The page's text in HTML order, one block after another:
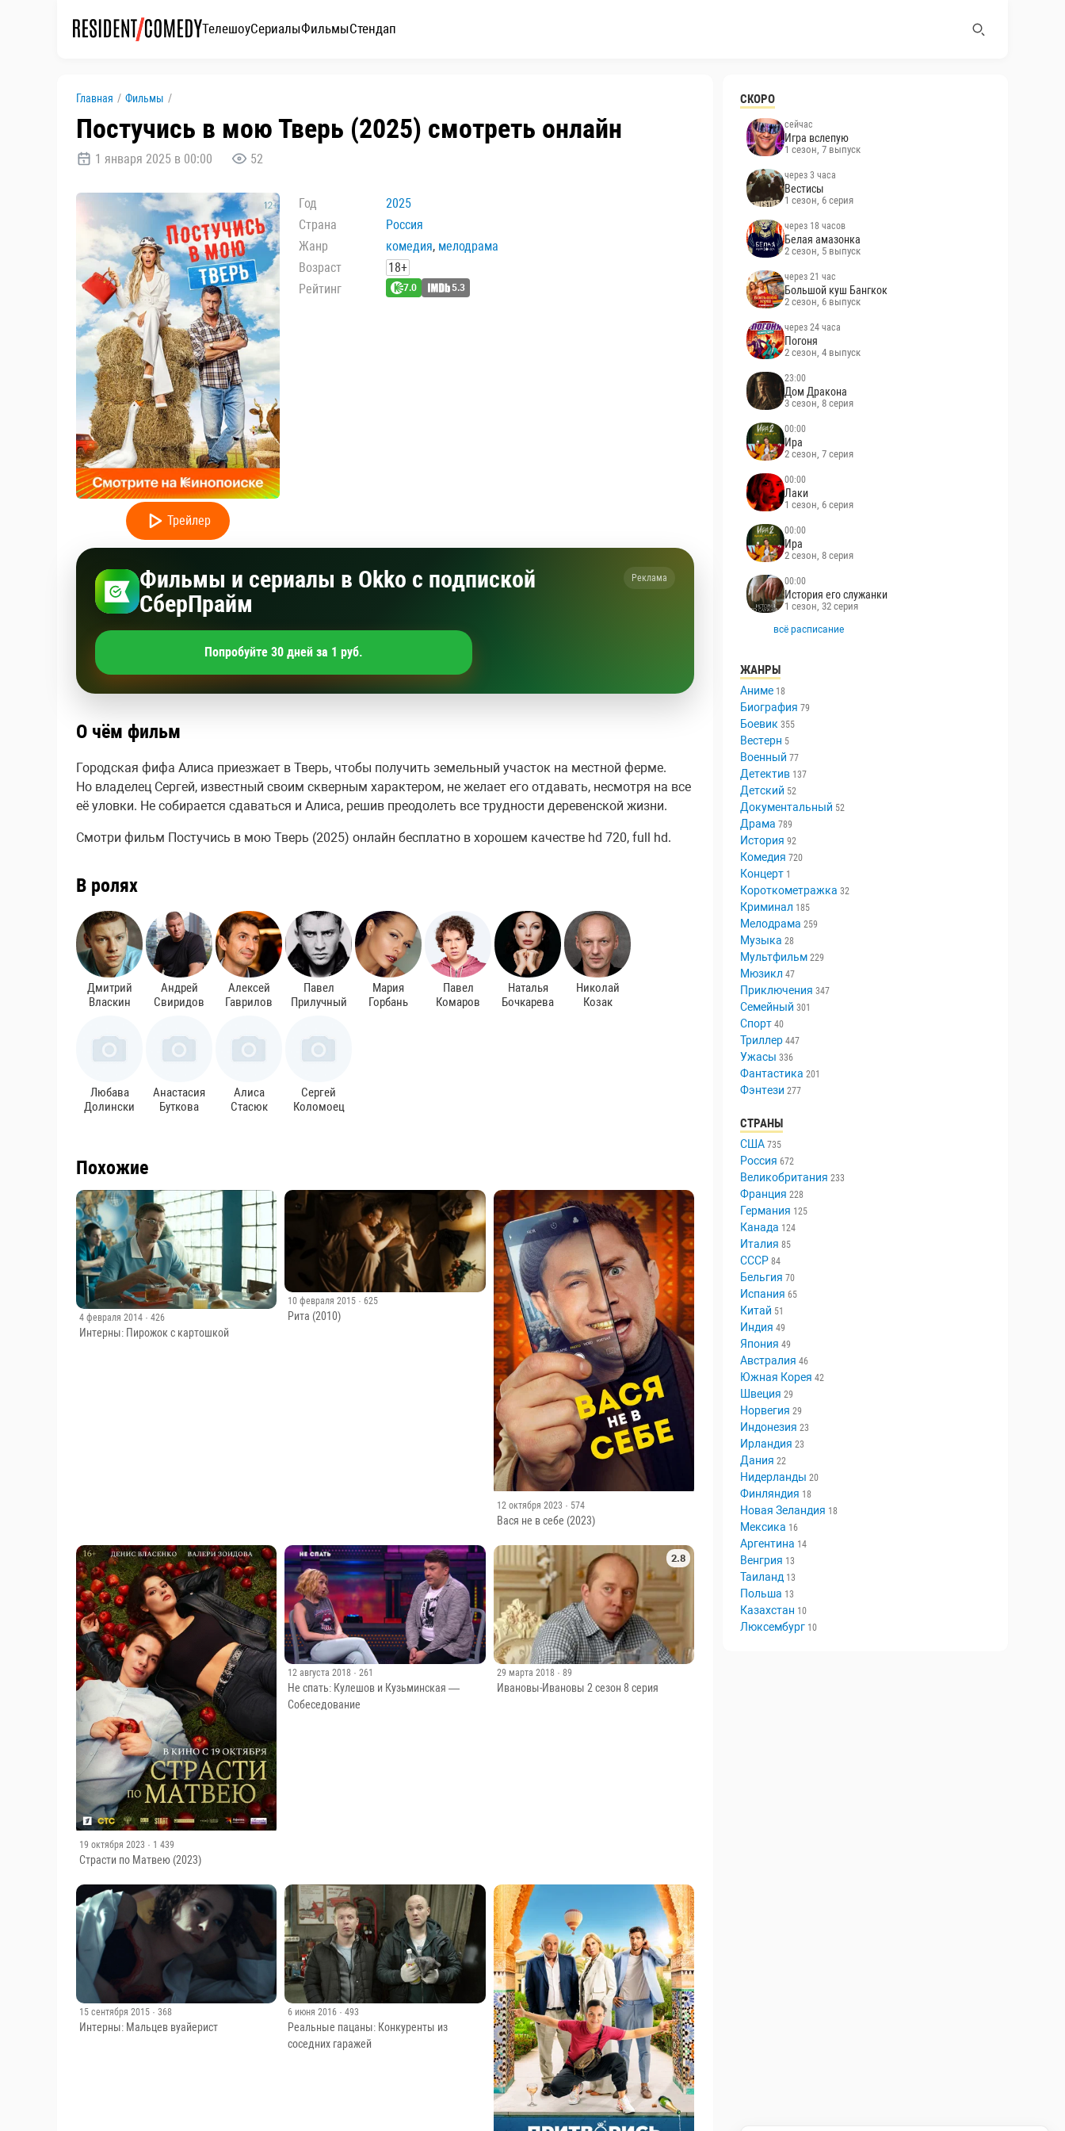
ТелешоуСериалыФильмыСтендап
Главная / Фильмы /
Постучись в мою Тверь (2025) смотреть онлайн
1 января 2025 в 00:00 52
Трейлер
Год
2025
Страна
Россия
Жанр
комедия, мелодрама
Возраст
18+
Рейтинг
7.0 5.3
Фильмы и сериалы в Okko с подпиской
СберПрайм
Реклама
Попробуйте 30 дней за 1 руб.
О чём фильм
Городская фифа Алиса приезжает в Тверь, чтобы получить земельный участок на местной ферме.
Но владелец Сергей, известный своим скверным характером, не желает его отдавать, несмотря на все
её уловки. Не собирается сдаваться и Алиса, решив преодолеть все трудности деревенской жизни.
Смотри фильм Постучись в мою Тверь (2025) онлайн бесплатно в хорошем качестве hd 720, full hd.
В ролях
Дмитрий
Власкин
Андрей
Свиридов
Алексей
Гаврилов
Павел
Прилучный
Мария
Горбань
Павел
Комаров
Наталья
Бочкарева
Николай
Козак
Любава
Долински
Анастасия
Буткова
Алиса
Стасюк
Сергей
Коломоец
Похожие
4 февраля 2014 · 426
Интерны: Пирожок с картошкой
10 февраля 2015 · 625
Рита (2010)
12 октября 2023 · 574
Вася не в себе (2023)
19 октября 2023 · 1 439
Страсти по Матвею (2023)
12 августа 2018 · 261
Не спать: Кулешов и Кузьминская —
Собеседование
2.8
29 марта 2018 · 89
Ивановы-Ивановы 2 сезон 8 серия
15 сентября 2015 · 368
Интерны: Мальцев вуайерист
6 июня 2016 · 493
Реальные пацаны: Конкуренты из
соседних гаражей
СКОРО
сейчас
Игра вслепую
1 сезон, 7 выпуск
через 3 часа
Вестисы
1 сезон, 6 серия
через 18 часов
Белая амазонка
2 сезон, 5 выпуск
через 21 час
Большой куш Бангкок
2 сезон, 6 выпуск
через 24 часа
Погоня
2 сезон, 4 выпуск
23:00
Дом Дракона
3 сезон, 8 серия
00:00
Ира
2 сезон, 7 серия
00:00
Лаки
1 сезон, 6 серия
00:00
Ира
2 сезон, 8 серия
00:00
История его служанки
1 сезон, 32 серия
всё расписание
ЖАНРЫ
Аниме 18
Биография 79
Боевик 355
Вестерн 5
Военный 77
Детектив 137
Детский 52
Документальный 52
Драма 789
История 92
Комедия 720
Концерт 1
Короткометражка 32
Криминал 185
Мелодрама 259
Музыка 28
Мультфильм 229
Мюзикл 47
Приключения 347
Семейный 301
Спорт 40
Триллер 447
Ужасы 336
Фантастика 201
Фэнтези 277
СТРАНЫ
США 735
Россия 672
Великобритания 233
Франция 228
Германия 125
Канада 124
Италия 85
СССР 84
Бельгия 70
Испания 65
Китай 51
Индия 49
Япония 49
Австралия 46
Южная Корея 42
Швеция 29
Норвегия 29
Индонезия 23
Ирландия 23
Дания 22
Нидерланды 20
Финляндия 18
Новая Зеландия 18
Мексика 16
Аргентина 14
Венгрия 13
Таиланд 13
Польша 13
Казахстан 10
Люксембург 10